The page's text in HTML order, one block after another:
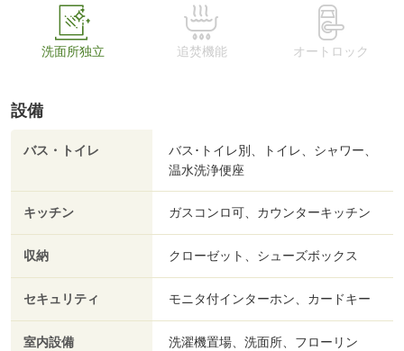
洗面所独立 追焚機能 オートロック
設備
バス・トイレ
バス･トイレ別、トイレ、シャワー、
温水洗浄便座
キッチン ガスコンロ可、カウンターキッチン
収納 クローゼット、シューズボックス
セキュリティ モニタ付インターホン、カードキー
室内設備
洗濯機置場、洗面所、フローリン